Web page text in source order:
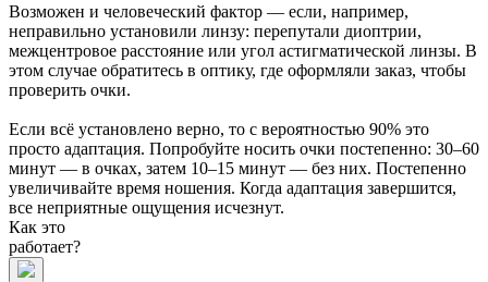
Возможен и человеческий фактор — если, например,
неправильно установили линзу: перепутали диоптрии,
межцентровое расстояние или угол астигматической линзы. В
этом случае обратитесь в оптику, где оформляли заказ, чтобы
проверить очки.
Если всё установлено верно, то с вероятностью 90% это
просто адаптация. Попробуйте носить очки постепенно: 30–60
минут — в очках, затем 10–15 минут — без них. Постепенно
увеличивайте время ношения. Когда адаптация завершится,
все неприятные ощущения исчезнут.
Как это
работает?